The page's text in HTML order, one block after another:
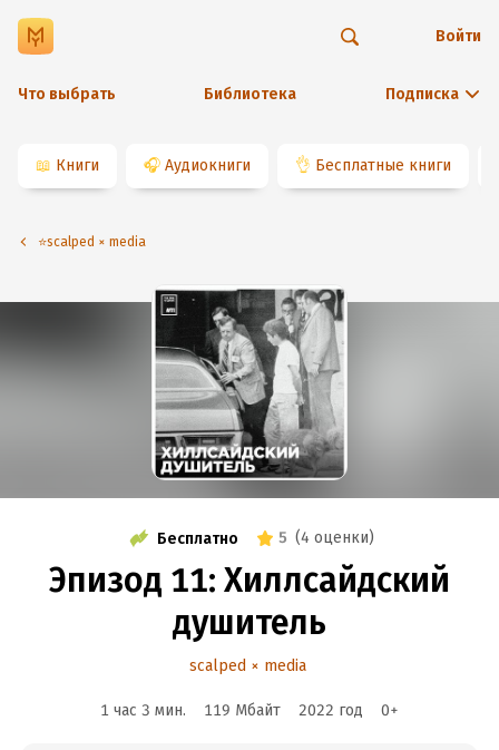
Что выбрать Библиотека Подписка
Войти
📖 Книги 🎧 Аудиокниги 👌 Бесплатные книги
⭐️scalped × media
Бесплатно 5 (4 оценки)
Эпизод 11: Хиллсайдский
душитель
scalped × media
1 час 3 мин. 119 Мбайт 2022 год 0+